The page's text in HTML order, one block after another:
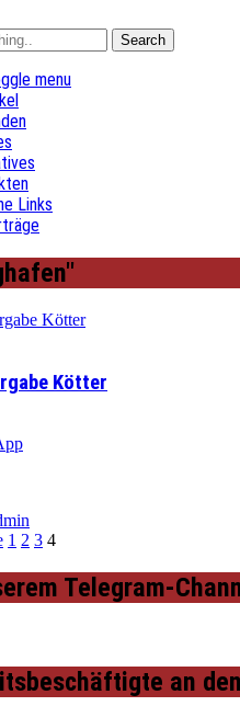
menu
Links
Kötter
1 2 3 4
Telegram-
an